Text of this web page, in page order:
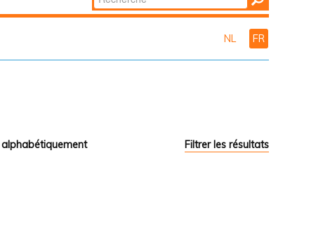
Recherche
NL FR
Filtrer les résultats
alphabétiquement